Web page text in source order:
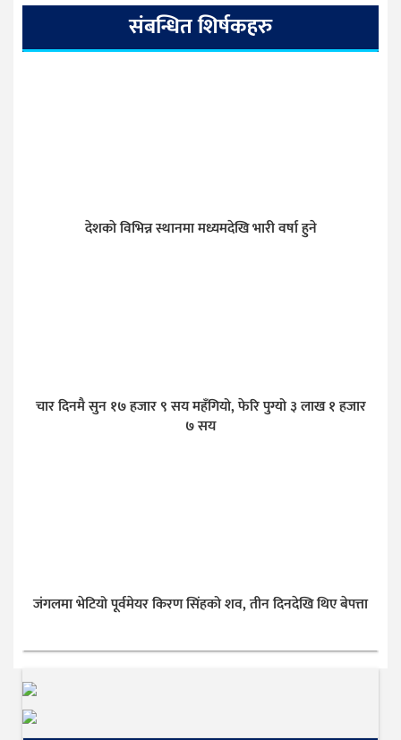
संबन्धित शिर्षकहरु
देशकाे विभिन्न स्थानमा मध्यमदेखि भारी वर्षा हुने
चार दिनमै सुन १७ हजार ९ सय महँगियो, फेरि पुग्यो ३ लाख १ हजार
७ सय
जंगलमा भेटियो पूर्वमेयर किरण सिंहको शव, तीन दिनदेखि थिए बेपत्ता